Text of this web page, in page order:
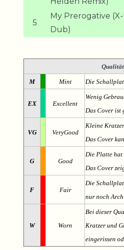
5
My Prerogative (X-
Dub)
M Mint Die
EX Excellent
Wenig
Das Cover ist
VG VeryGood
Kleine
Das Cover
G Good
Die Platte
Das Cover
F Fair
Die
nur noch
W Worn
Bei dieser
Kratzer und
eingerissen